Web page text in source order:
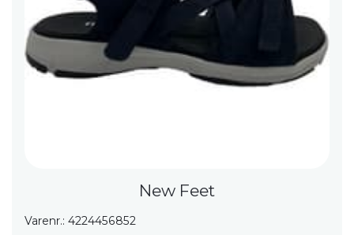
New Feet
Varenr.: 4224456852